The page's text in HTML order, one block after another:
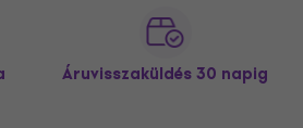
Áruvisszaküldés 30 napig